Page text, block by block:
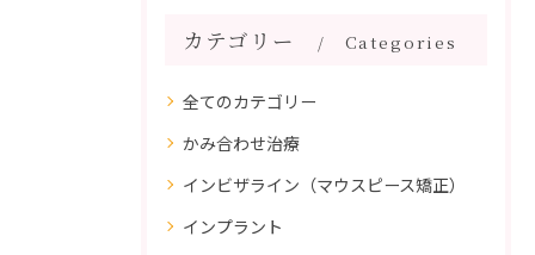
カテゴリー Categories
全てのカテゴリー
かみ合わせ治療
インビザライン（マウスピース矯正）
インプラント